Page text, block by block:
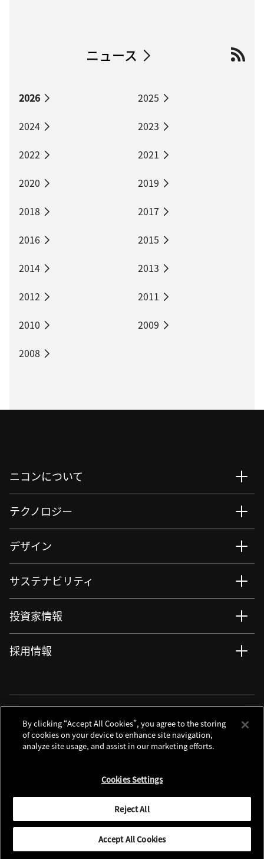
ニュース
2026
2025
2024
2023
2022
2021
2020
2019
2018
2017
2016
2015
2014
2013
2012
2011
2010
2009
2008
ニコンについて
テクノロジー
デザイン
サステナビリティ
投資家情報
採用情報
© 2026 Nikon Corporation
By clicking “Accept All Cookies”, you agree to the storing
of cookies on your device to enhance site navigation,
analyze site usage, and assist in our marketing efforts.
Cookies Settings
Reject All
Accept All Cookies